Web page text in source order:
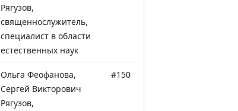
Рягузов,
священнослужитель,
специалист в области
естественных наук
Ольга Феофанова,
Сергей Викторович
Рягузов,
#150